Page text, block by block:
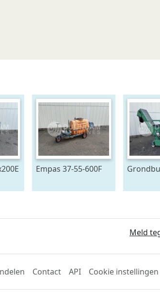
Empas 37-55-600F
Meld
Contact API Cookie instellingen